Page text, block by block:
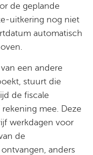
de geplande
uitkering nog niet
automatisch
een andere
stuurt die
de fiscale
mee. Deze
werkdagen voor
de
anders